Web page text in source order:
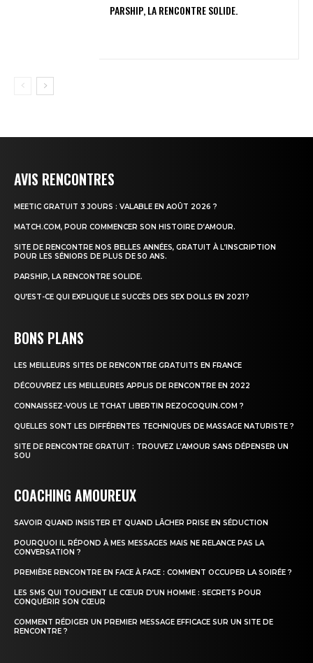
PARSHIP, LA RENCONTRE SOLIDE.
AVIS RENCONTRES
MEETIC GRATUIT 3 JOURS : VALABLE EN AOÛT 2026 ?
MATCH.COM, POUR COMMENCER SON HISTOIRE D’AMOUR.
SITE DE RENCONTRE NOS BELLES ANNÉES, GRATUIT À L’INSCRIPTION
POUR LES SÉNIORS DE PLUS DE 50 ANS.
PARSHIP, LA RENCONTRE SOLIDE.
QU’EST-CE QUI EXPLIQUE LE SUCCÈS DES SEX DOLLS EN 2021 ?
BONS PLANS
LES MEILLEURS SITES DE RENCONTRE GRATUITS EN FRANCE
DÉCOUVREZ LES MEILLEURES APPLIS DE RENCONTRE EN 2022
CONNAISSEZ-VOUS LE TCHAT LIBERTIN REZOCOQUIN.COM ?
QUELLES SONT LES DIFFÉRENTES TECHNIQUES DE MASSAGE NATURISTE ?
SITE DE RENCONTRE GRATUIT : TROUVEZ L’AMOUR SANS DÉPENSER UN
SOU
COACHING AMOUREUX
SAVOIR QUAND INSISTER ET QUAND LÂCHER PRISE EN SÉDUCTION
POURQUOI IL RÉPOND À MES MESSAGES MAIS NE RELANCE PAS LA
CONVERSATION ?
PREMIÈRE RENCONTRE EN FACE À FACE : COMMENT OCCUPER LA SOIRÉE ?
LES SMS QUI TOUCHENT LE CŒUR D’UN HOMME : SECRETS POUR
CONQUÉRIR SON CŒUR
COMMENT RÉDIGER UN PREMIER MESSAGE EFFICACE SUR UN SITE DE
RENCONTRE ?